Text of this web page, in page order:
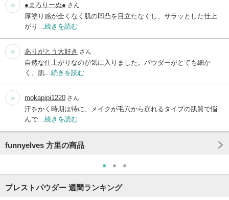
●まろりーぬ● さん
厚塗り感が全くなく肌の凹凸を目立たなくし、サラッとした仕上
がり… 続きを読む
ありがとう大好き さん
自然な仕上がりなのが気に入りました。パウダーがとても細か
く、肌… 続きを読む
mokapipi1220 さん
汗をかく時期は特に、メイクが毛穴から崩れるタイプの肌質で悩
んで… 続きを読む
funnyelves 方里の商品
プレストパウダー 週間ランキング